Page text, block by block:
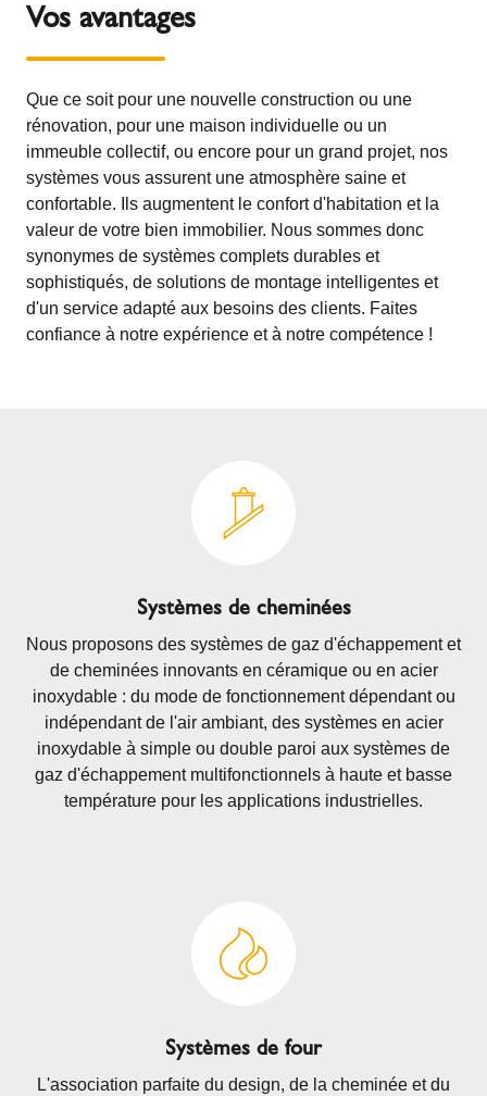
Vos avantages
Que ce soit pour une nouvelle construction ou une
rénovation, pour une maison individuelle ou un
immeuble collectif, ou encore pour un grand projet, nos
systèmes vous assurent une atmosphère saine et
confortable. Ils augmentent le confort d'habitation et la
valeur de votre bien immobilier. Nous sommes donc
synonymes de systèmes complets durables et
sophistiqués, de solutions de montage intelligentes et
d'un service adapté aux besoins des clients. Faites
confiance à notre expérience et à notre compétence !
Systèmes de cheminées
Nous proposons des systèmes de gaz d'échappement et
de cheminées innovants en céramique ou en acier
inoxydable : du mode de fonctionnement dépendant ou
indépendant de l'air ambiant, des systèmes en acier
inoxydable à simple ou double paroi aux systèmes de
gaz d'échappement multifonctionnels à haute et basse
température pour les applications industrielles.
Systèmes de four
L'association parfaite du design, de la cheminée et du